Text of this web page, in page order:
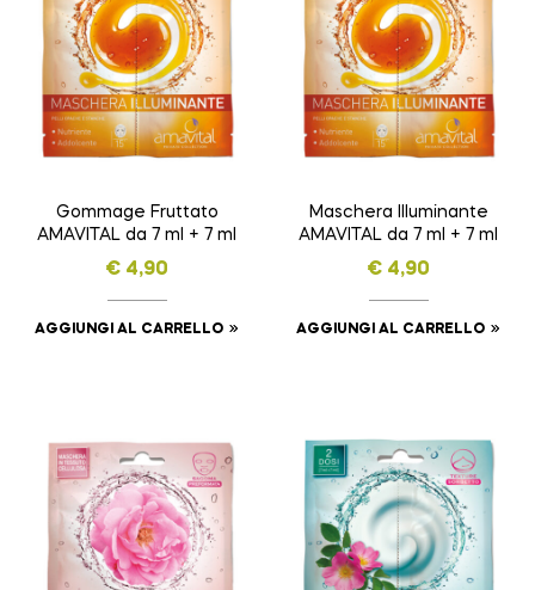
Gommage Fruttato
AMAVITAL da 7 ml + 7 ml
€ 4,90
AGGIUNGI AL CARRELLO
Maschera Illuminante
AMAVITAL da 7 ml + 7 ml
€ 4,90
AGGIUNGI AL CARRELLO